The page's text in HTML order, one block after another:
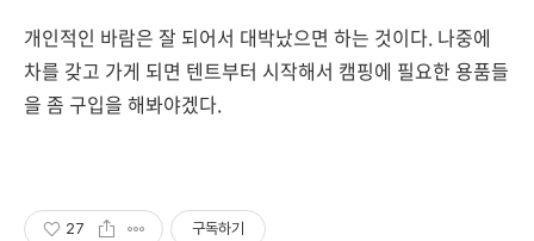
개인적인 바람은 잘 되어서 대박났으면 하는 것이다. 나중에
차를 갖고 가게 되면 텐트부터 시작해서 캠핑에 필요한 용품들
을 좀 구입을 해봐야겠다.
27 구독하기